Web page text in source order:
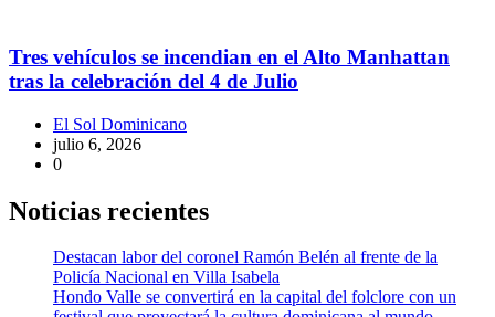
Tres vehículos se incendian en el Alto Manhattan
tras la celebración del 4 de Julio
El Sol Dominicano
julio 6, 2026
0
Noticias recientes
Destacan labor del coronel Ramón Belén al frente de la
Policía Nacional en Villa Isabela
Hondo Valle se convertirá en la capital del folclore con un